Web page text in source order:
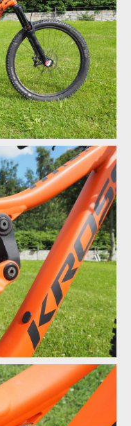
a enduro kola Kross
enduro kola Kross
a enduro kola Kross
a enduro kola Kross
enduro kola Kross